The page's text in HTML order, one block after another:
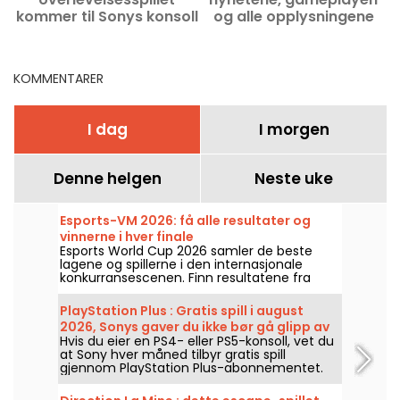
kommer til Sonys konsoll
og alle opplysningene
KOMMENTARER
I dag I morgen
Denne helgen Neste uke
Esports-VM 2026: få alle resultater og
vinnerne i hver finale
Esports World Cup 2026 samler de beste
lagene og spillerne i den internasjonale
konkurransescenen. Finn resultatene fra
finalene, poengene, vinnerne av hver
turnering og kalenderen for de neste
kampene.
PlayStation Plus : Gratis spill i august
2026, Sonys gaver du ikke bør gå glipp av
Hvis du eier en PS4- eller PS5-konsoll, vet du
at Sony hver måned tilbyr gratis spill
gjennom PlayStation Plus-abonnementet.
Så hvilke spill er gratis i august 2026? Ta en
titt på månedens utvalg.